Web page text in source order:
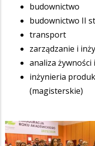
budownictwo
budownictwo II
transport
zarządzanie i
analiza żywności
inżynieria
(magisterskie)